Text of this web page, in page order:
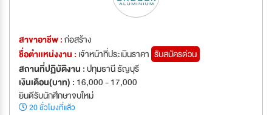
สาขาอาชีพ :ก่อสร้าง
ชื่อตำเเหน่งงาน : เจ้าหน้าที่ประเมินราคา รับสมัครด่วน
สถานที่ปฏิบัติงาน :ปทุมธานี ธัญบุรี
เงินเดือน(บาท) : 16,000 - 17,000
ยินดีรับนักศึกษาจบใหม่
20 ชั่วโมงที่แล้ว